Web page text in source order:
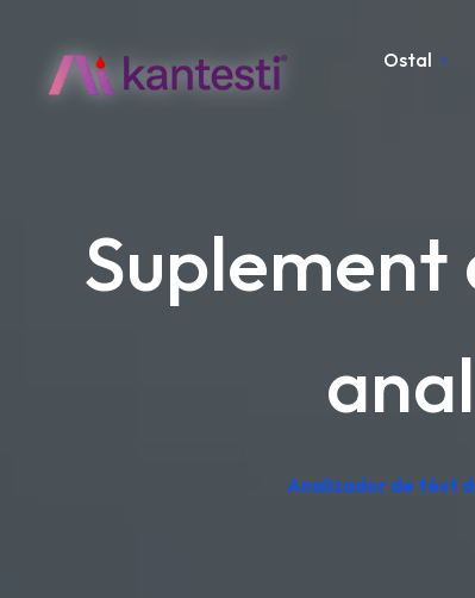
Ostal
Suplement
Analizador de tèst